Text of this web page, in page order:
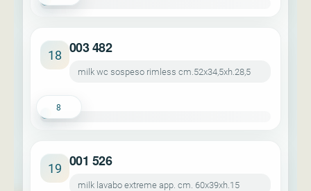
18 003 482
milk wc sospeso rimless cm.52x34,5xh.28,5
8
19 001 526
milk lavabo extreme app. cm. 60x39xh.15